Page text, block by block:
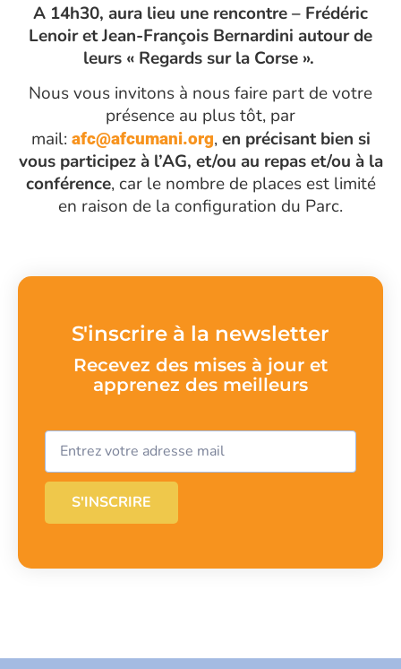
A 14h30, aura lieu une rencontre – Frédéric
Lenoir et Jean-François Bernardini autour de
leurs « Regards sur la Corse ».
Nous vous invitons à nous faire part de votre
présence au plus tôt, par
mail: afc@afcumani.org,en précisant bien si
vous participez à l’AG, et/ou au repas et/ou à la
conférence, car le nombre de places est limité
en raison de la configuration du Parc.
S'inscrire à la newsletter
Recevez des mises à jour et
apprenez des meilleurs
S'INSCRIRE